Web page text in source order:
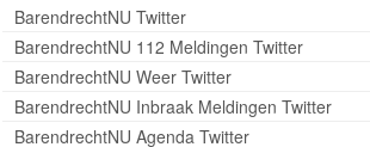
BarendrechtNU Twitter
BarendrechtNU 112 Meldingen Twitter
BarendrechtNU Weer Twitter
BarendrechtNU Inbraak Meldingen Twitter
BarendrechtNU Agenda Twitter